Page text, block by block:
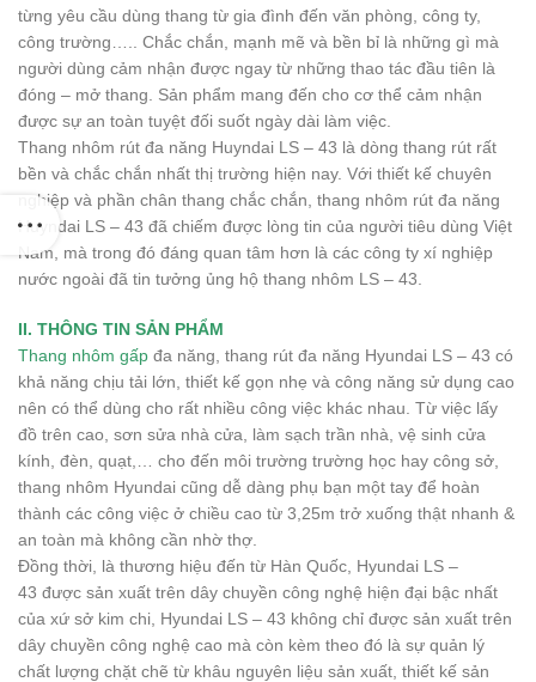
từng yêu cầu dùng thang từ gia đình đến văn phòng, công ty,
công trường….. Chắc chắn, mạnh mẽ và bền bỉ là những gì mà
người dùng cảm nhận được ngay từ những thao tác đầu tiên là
đóng – mở thang. Sản phẩm mang đến cho cơ thể cảm nhận
được sự an toàn tuyệt đối suốt ngày dài làm việc.
Thang nhôm rút đa năng Huyndai LS – 43 là dòng thang rút rất
bền và chắc chắn nhất thị trường hiện nay. Với thiết kế chuyên
nghiệp và phần chân thang chắc chắn, thang nhôm rút đa năng
Huyndai LS – 43 đã chiếm được lòng tin của người tiêu dùng Việt
Nam, mà trong đó đáng quan tâm hơn là các công ty xí nghiệp
nước ngoài đã tin tưởng ủng hộ thang nhôm LS – 43.
II. THÔNG TIN SẢN PHẨM
Thang nhôm gấp đa năng, thang rút đa năng Hyundai LS – 43 có
khả năng chịu tải lớn, thiết kế gọn nhẹ và công năng sử dụng cao
nên có thể dùng cho rất nhiều công việc khác nhau. Từ việc lấy
đồ trên cao, sơn sửa nhà cửa, làm sạch trần nhà, vệ sinh cửa
kính, đèn, quạt,… cho đến môi trường trường học hay công sở,
thang nhôm Hyundai cũng dễ dàng phụ bạn một tay để hoàn
thành các công việc ở chiều cao từ 3,25m trở xuống thật nhanh &
an toàn mà không cần nhờ thợ.
Đồng thời, là thương hiệu đến từ Hàn Quốc, Hyundai LS –
43 được sản xuất trên dây chuyền công nghệ hiện đại bậc nhất
của xứ sở kim chi, Hyundai LS – 43 không chỉ được sản xuất trên
dây chuyền công nghệ cao mà còn kèm theo đó là sự quản lý
chất lượng chặt chẽ từ khâu nguyên liệu sản xuất, thiết kế sản